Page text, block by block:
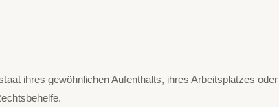
ihres gewöhnlichen Aufenthalts, ihres Arbeitsplatzes oder